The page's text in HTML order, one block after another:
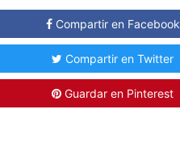
Compartir en Facebook
Compartir en Twitter
Guardar en Pinterest